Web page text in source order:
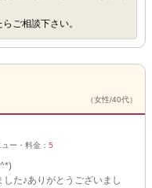
ご相談下さい。
（女性/40代）
ュー・料金： 5
た♪ありがとうございまし